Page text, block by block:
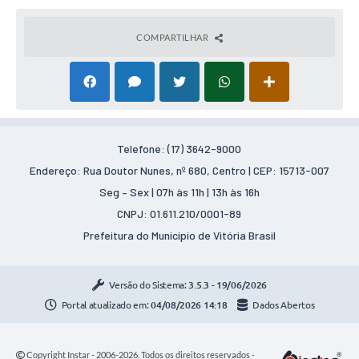
COMPARTILHAR
Telefone: (17) 3642-9000
Endereço: Rua Doutor Nunes, nº 680, Centro | CEP: 15713-007
Seg – Sex | 07h às 11h | 13h às 16h
CNPJ: 01.611.210/0001-89
Prefeitura do Município de Vitória Brasil
Versão do Sistema: 3.5.3 - 19/06/2026
Portal atualizado em:04/08/2026 14:18 Dados Abertos
Copyright Instar - 2006-2026. Todos os direitos reservados -